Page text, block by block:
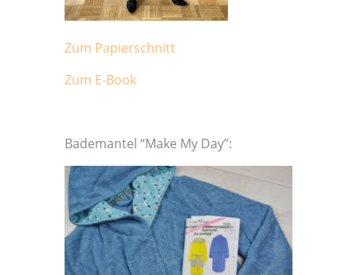
Zum Papierschnitt
Zum E-Book
Bademantel “Make My Day”: